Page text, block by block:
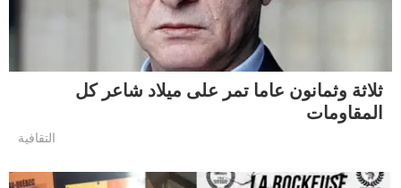
ثلاثة وثمانون عاما تمر على ميلاد شاعر كل
المقاومات
التقافية